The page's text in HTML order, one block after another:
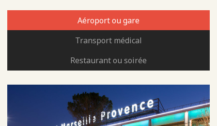
Aéroport ou gare
Transport médical
Restaurant ou soirée